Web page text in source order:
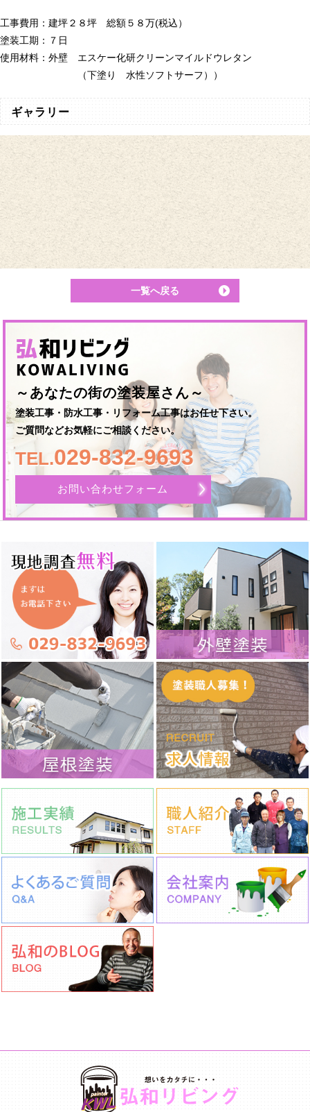
工事費用：建坪２８坪 総額５８万(税込）
塗装工期：７日
使用材料：外壁 エスケー化研クリーンマイルドウレタン
（下塗り 水性ソフトサーフ））
ギャラリー
一覧へ戻る
～あなたの街の塗装屋さん～
塗装工事・防水工事・リフォーム工事はお任せ下さい。
ご質問などお気軽にご相談ください。
TEL.029-832-9693
お問い合わせフォーム